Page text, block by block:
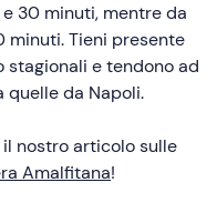
30 minuti, mentre da
minuti. Tieni presente
e tendono ad
quelle da Napoli.
nostro articolo sulle
Amalfitana!